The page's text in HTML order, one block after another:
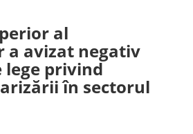
al
a avizat negativ
lege privind
în sectorul